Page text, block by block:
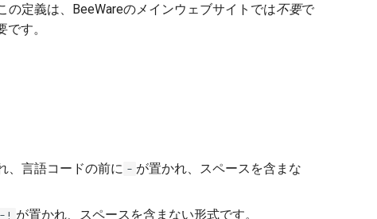
定義は、BeeWareのメインウェブサイトでは不要で
す。
、言語コードの前に - が置かれ、スペースを含まな
-! が置かれ、スペースを含まない形式です。